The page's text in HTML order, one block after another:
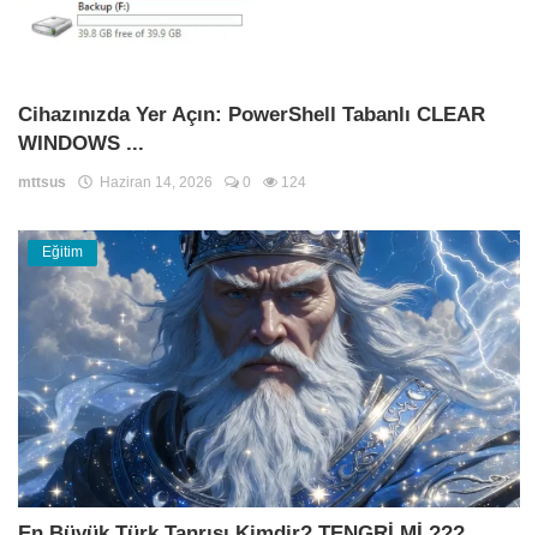
Cihazınızda Yer Açın: PowerShell Tabanlı CLEAR
WINDOWS ...
mttsus Haziran 14, 2026 0 124
Eğitim